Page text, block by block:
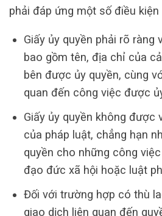
phải đáp ứng một số điều
Giấy ủy quyền phải rõ ràng
bao gồm tên, địa chỉ của
bên được ủy quyền, cùng
quan đến công việc được
Giấy ủy quyền không được
của pháp luật, chẳng hạn
quyền cho những công
đạo đức xã hội hoặc luật
Đối với trường hợp có thù
giao dịch liên quan đến